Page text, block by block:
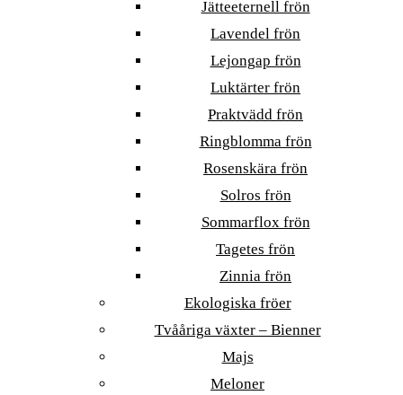
Jätteeternell frön
Lavendel frön
Lejongap frön
Luktärter frön
Praktvädd frön
Ringblomma frön
Rosenskära frön
Solros frön
Sommarflox frön
Tagetes frön
Zinnia frön
Ekologiska fröer
Tvååriga växter – Bienner
Majs
Meloner